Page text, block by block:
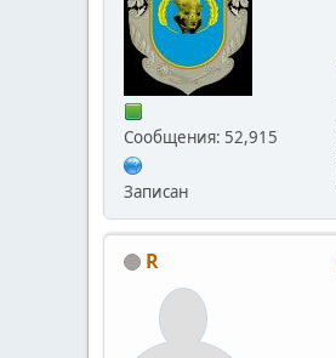
Сообщения: 52,915
Записан
R